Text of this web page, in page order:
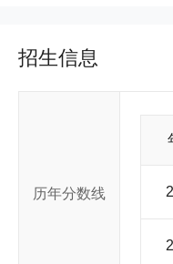
一流”的校园文化，不断
传承创新和国际合作交流的重要基地。 学校坚持依靠教师办学，大力实施“人才强
博士研究生1.3万余人，
参加“五月的鲜花”全国大学生文艺汇演。 学校现有4个国家级实验教学示范
部首批大学生网络文化工作室。 学校现有16个博士学位授权一级学科、2个博士专业学位授权类别；
招生信息
历年分数线